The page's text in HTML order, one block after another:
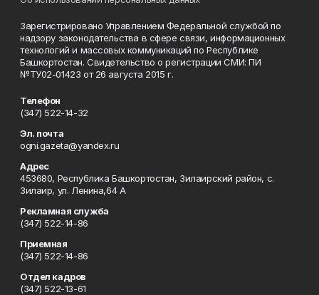
Зарегистрировано Управлением Федеральной службой по
надзору законодательства в сфере связи, информационных
технологий и массовых коммуникаций по Республике
Башкортостан. Свидетельство о регистрации СМИ: ПИ
№ТУ02-01423 от 26 августа 2015 г.
Телефон
(347) 522-14-32
Эл. почта
ogni.gazeta@yandex.ru
Адрес
453680, Республика Башкортостан, Зилаирский район, с.
Зилаир, ул. Ленина,64 А
Рекламная служба
(347) 522-14-86
Приемная
(347) 522-14-86
Отдел кадров
(347) 522-13-61